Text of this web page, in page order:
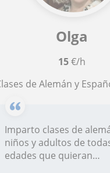
Olga
15€/h
Clases de Alemán y Español, cursos intensivos ,
Imparto clases de
niños y adultos de
edades que quieran